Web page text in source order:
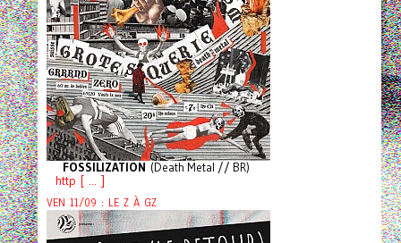
FOSSILIZATION (Death Metal // BR)
http [ ... ]
VEN 11/09 : LE Z À GZ